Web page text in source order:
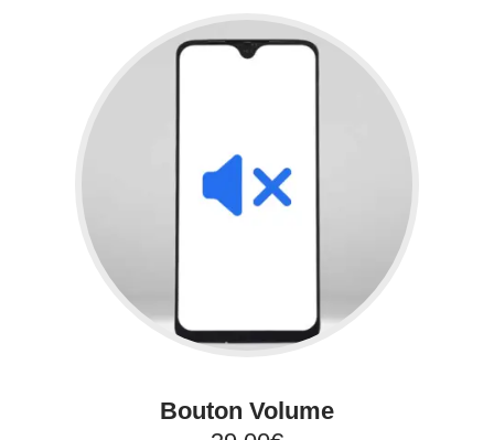
Bouton Volume